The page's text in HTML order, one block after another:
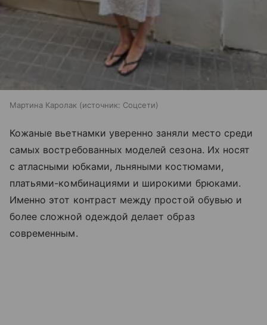
Мартина Каролак источник: Соцсети
Кожаные вьетнамки уверенно заняли место среди
самых востребованных моделей сезона. Их носят
с атласными юбками, льняными костюмами,
платьями-комбинациями и широкими брюками.
Именно этот контраст между простой обувью и
более сложной одеждой делает образ
современным.